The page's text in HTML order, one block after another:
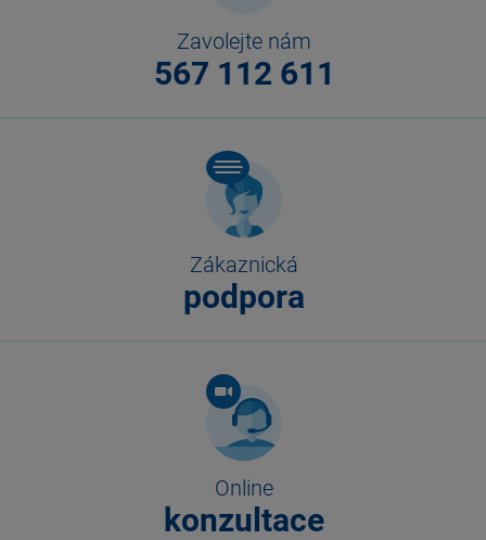
Zavolejte nám
567 112 611
Zákaznická
podpora
Online
konzultace